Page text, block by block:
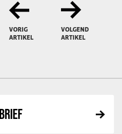
VORIG
ARTIKEL
VOLGEND
ARTIKEL